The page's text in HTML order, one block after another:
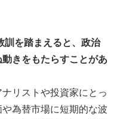
訓を踏まえると、政治
きをもたらすことがあ
リストや投資家にとっ
為替市場に短期的な波